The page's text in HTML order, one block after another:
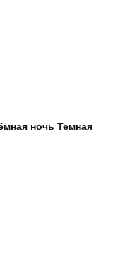
ночь Темная